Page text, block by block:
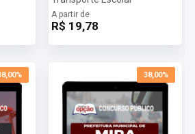
baixar a apostila digital.
esteja em PRÉ-VENDA o arquivo
data informada no site.
A partir de
R$ 19,78
38,00%